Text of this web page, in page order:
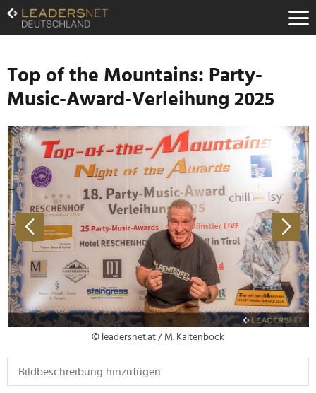
Zum
Inhalt
Zur
Navigation
Zur
Hauptnavigation
Top of the Mountains: Party-
Music-Award-Verleihung 2025
© leadersnet.at / M. Kaltenböck